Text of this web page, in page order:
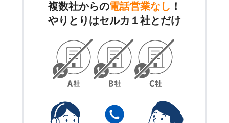
複数社からの電話営業なし ！
やりとりはセルカ１社とだけ